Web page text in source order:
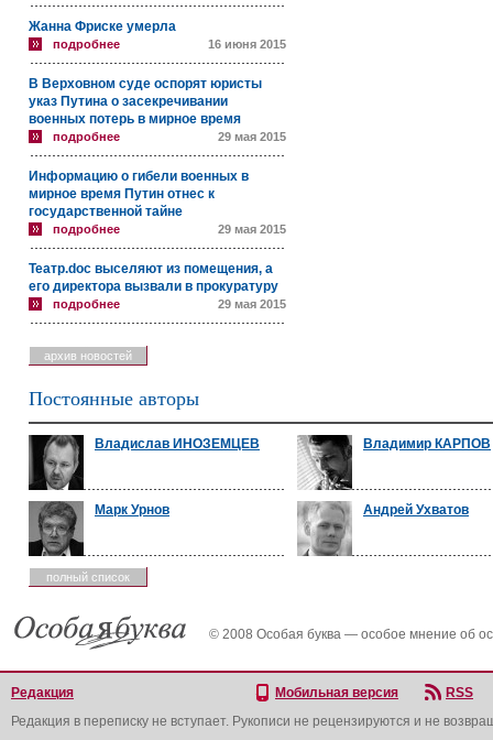
Жанна Фриске умерла
подробнее 16 июня 2015
В Верховном суде оспорят юристы
указ Путина о засекречивании
военных потерь в мирное время
подробнее 29 мая 2015
Информацию о гибели военных в
мирное время Путин отнес к
государственной тайне
подробнее 29 мая 2015
Театр.doc выселяют из помещения, а
его директора вызвали в прокуратуру
подробнее 29 мая 2015
архив новостей
Постоянные авторы
Владислав ИНОЗЕМЦЕВ Владимир КАРПОВ
Марк Урнов Андрей Ухватов
полный список
© 2008 Особая буква — особое мнение об
Редакция Мобильная версия
RSS
Редакция в переписку не вступает. Рукописи не рецензируются и не